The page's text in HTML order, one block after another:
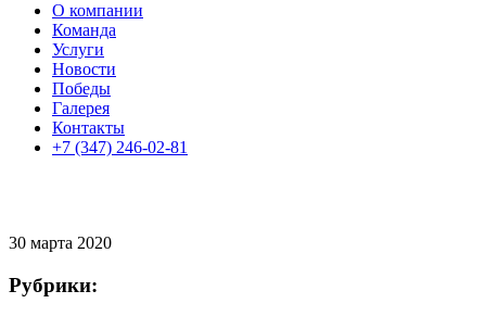
О компании
Команда
Услуги
Новости
Победы
Галерея
Контакты
+7 (347) 246-02-81
30 марта 2020
Рубрики: